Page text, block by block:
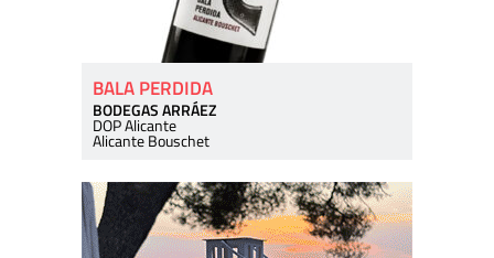
BALA PERDIDA
BODEGAS ARRÁEZ
DOP Alicante
Alicante Bouschet